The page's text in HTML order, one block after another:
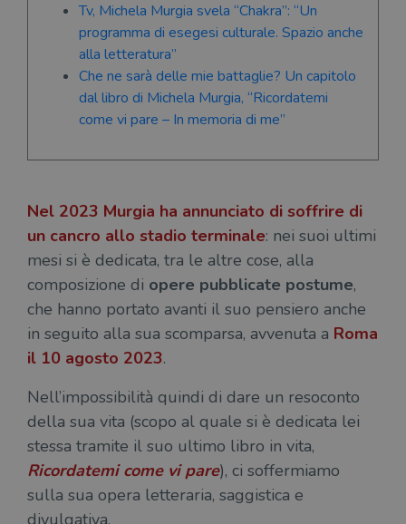
Tv, Michela Murgia svela “Chakra”: “Un
programma di esegesi culturale. Spazio anche
alla letteratura”
Che ne sarà delle mie battaglie? Un capitolo
dal libro di Michela Murgia, “Ricordatemi
come vi pare – In memoria di me”
Nel 2023 Murgia ha annunciato di soffrire di
un cancro allo stadio terminale: nei suoi ultimi
mesi si è dedicata, tra le altre cose, alla
composizione di opere pubblicate postume,
che hanno portato avanti il suo pensiero anche
in seguito alla sua scomparsa, avvenuta a Roma
il 10 agosto 2023.
Nell’impossibilità quindi di dare un resoconto
della sua vita (scopo al quale si è dedicata lei
stessa tramite il suo ultimo libro in vita,
Ricordatemi come vi pare), ci soffermiamo
sulla sua opera letteraria, saggistica e
divulgativa.